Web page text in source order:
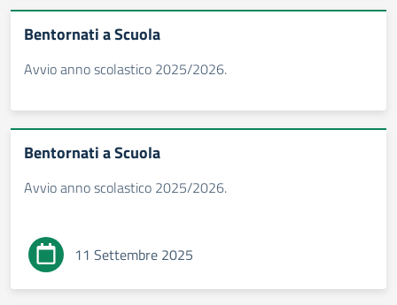
Bentornati a Scuola
Avvio anno scolastico 2025/2026.
Bentornati a Scuola
Avvio anno scolastico 2025/2026.
11 Settembre 2025